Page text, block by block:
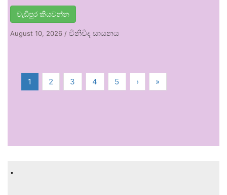
වැඩිපුර කියවන්න
August 10, 2026 / විනිවිද සායනය
1 2 3 4 5 › »
.